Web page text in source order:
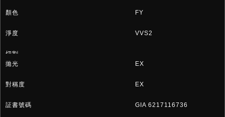
FY
VVS2
EX
EX
GIA 6217116736